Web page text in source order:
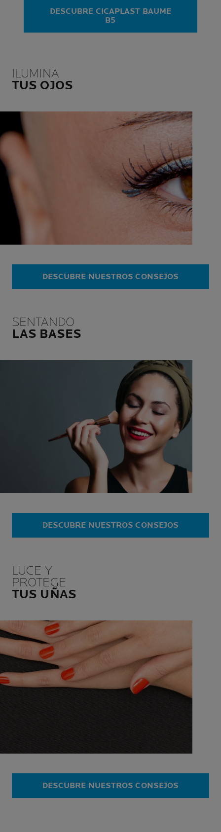
DESCUBRE CICAPLAST BAUME
B5
ILUMINA
TUS OJOS
DESCUBRE NUESTROS CONSEJOS
SENTANDO
LAS BASES
DESCUBRE NUESTROS CONSEJOS
LUCE Y
PROTEGE
TUS UÑAS
DESCUBRE NUESTROS CONSEJOS